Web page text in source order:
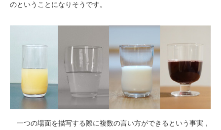
のということになりそうです。
一つの場面を描写する際に複数の言い方ができるという事実，